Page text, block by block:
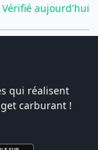
Vérifié aujourd'hui
qui réalisent
carburant !